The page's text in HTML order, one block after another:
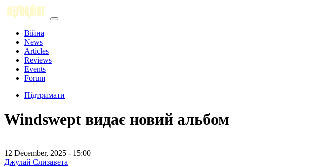
Війна
News
Articles
Reviews
Events
Forum
Підтримати
Windswept видає новий альбом
12 December, 2025 - 15:00
Джулай Єлизавета